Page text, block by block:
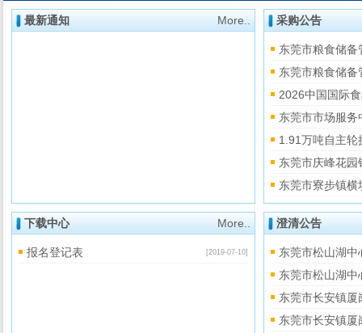
最新通知 More.. 采购公告
东莞市粮食储
东莞市粮食储
2026中国国际
东莞市市场服
1.91万吨自主轮
东莞市庆峰花
东莞市寮步镇
下载中心 More..
报名登记表 [2019-07-10]
澄清公告
东莞市松山湖
东莞市松山湖
东莞市长安镇厦
东莞市长安镇厦